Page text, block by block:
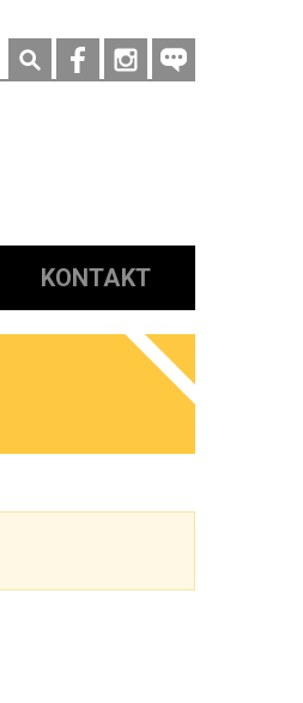
Social media
KONTAKT